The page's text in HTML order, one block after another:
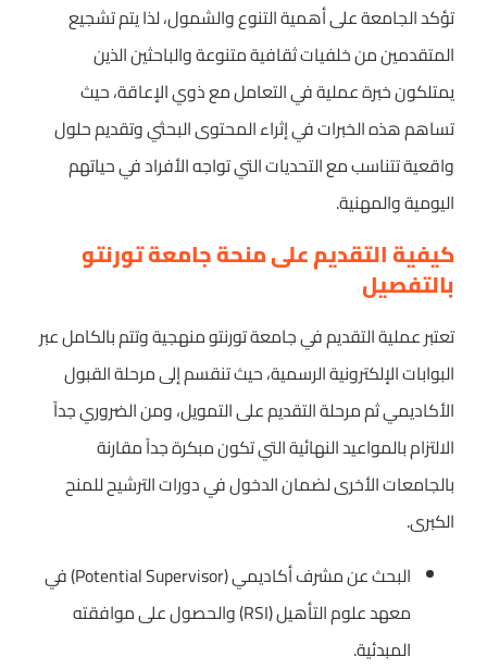
تؤكد الجامعة على أهمية التنوع والشمول، لذا يتم تشجيع
المتقدمين من خلفيات ثقافية متنوعة والباحثين الذين
يمتلكون خبرة عملية في التعامل مع ذوي الإعاقة، حيث
تساهم هذه الخبرات في إثراء المحتوى البحثي وتقديم حلول
واقعية تتناسب مع التحديات التي تواجه الأفراد في حياتهم
اليومية والمهنية.
كيفية التقديم على منحة جامعة تورنتو
بالتفصيل
تعتبر عملية التقديم في جامعة تورنتو منهجية وتتم بالكامل عبر
البوابات الإلكترونية الرسمية، حيث تنقسم إلى مرحلة القبول
الأكاديمي ثم مرحلة التقديم على التمويل، ومن الضروري جداً
الالتزام بالمواعيد النهائية التي تكون مبكرة جداً مقارنة
بالجامعات الأخرى لضمان الدخول في دورات الترشيح للمنح
الكبرى.
البحث عن مشرف أكاديمي (Potential Supervisor) في
معهد علوم التأهيل (RSI) والحصول على موافقته
المبدئية.